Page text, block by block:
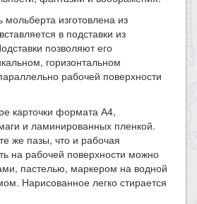
мольберта изготовлена из
в подставки из
позволяют его
горизонтальном
рабочей поверхности
карточки формата А4,
и ламинированных пленкой.
же пазы, что и рабочая
на рабочей поверхности можно
пастелью, маркером на водной
Нарисованное легко стирается